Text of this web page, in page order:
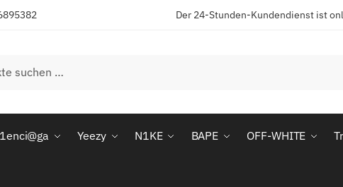
Der 24-Stunden-Kundendienst ist
Yeezy N1KE BAPE OFF-WHITE